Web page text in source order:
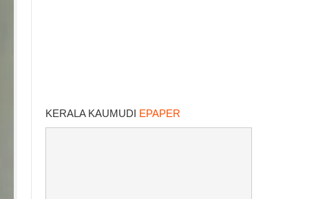
KERALA KAUMUDI EPAPER